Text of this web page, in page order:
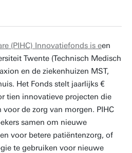
(PIHC) Innovatiefonds is een
Twente (Technisch Medisch
en de ziekenhuizen MST,
Het Fonds stelt jaarlijks €
tien innovatieve projecten die
de zorg van morgen. PIHC
samen om nieuwe
voor betere patiëntenzorg, of
te gebruiken voor nieuwe